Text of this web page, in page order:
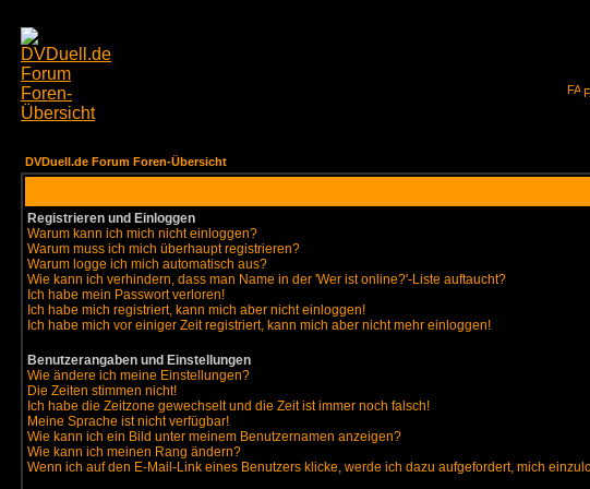
DVDuell.de Forum Foren-Übersicht
Registrieren und Einloggen
Warum kann ich mich nicht einloggen?
Warum muss ich mich überhaupt registrieren?
Warum logge ich mich automatisch aus?
Wie kann ich verhindern, dass man Name in der 'Wer ist online?'-Liste auftaucht?
Ich habe mein Passwort verloren!
Ich habe mich registriert, kann mich aber nicht einloggen!
Ich habe mich vor einiger Zeit registriert, kann mich aber nicht mehr einloggen!
Benutzerangaben und Einstellungen
Wie ändere ich meine Einstellungen?
Die Zeiten stimmen nicht!
Ich habe die Zeitzone gewechselt und die Zeit ist immer noch falsch!
Meine Sprache ist nicht verfügbar!
Wie kann ich ein Bild unter meinem Benutzernamen anzeigen?
Wie kann ich meinen Rang ändern?
Wenn ich auf den E-Mail-Link eines Benutzers klicke, werde ich dazu aufgefordert, mich